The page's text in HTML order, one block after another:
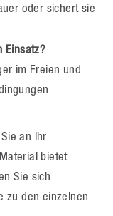
oder sichert sie
Einsatz?
im Freien und
an Ihr
bietet
Sie sich
zu den einzelnen